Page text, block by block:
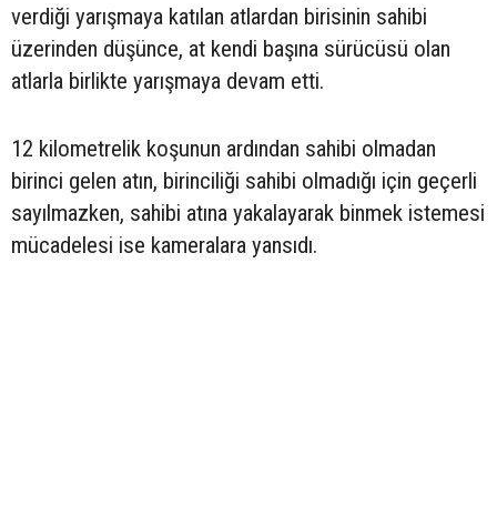
verdiği yarışmaya katılan atlardan birisinin sahibi
üzerinden düşünce, at kendi başına sürücüsü olan
atlarla birlikte yarışmaya devam etti.
12 kilometrelik koşunun ardından sahibi olmadan
birinci gelen atın, birinciliği sahibi olmadığı için geçerli
sayılmazken, sahibi atına yakalayarak binmek istemesi
mücadelesi ise kameralara yansıdı.